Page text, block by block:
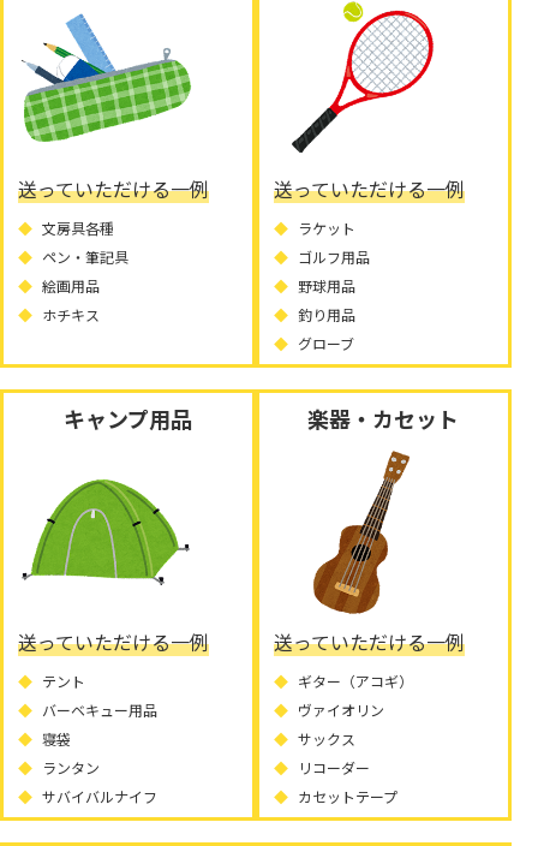
送っていただける一例
文房具各種
ペン・筆記具
絵画用品
ホチキス
送っていただける一例
ラケット
ゴルフ用品
野球用品
釣り用品
グローブ
キャンプ用品
送っていただける一例
テント
バーベキュー用品
寝袋
ランタン
サバイバルナイフ
楽器・カセット
送っていただける一例
ギター（アコギ）
ヴァイオリン
サックス
リコーダー
カセットテープ